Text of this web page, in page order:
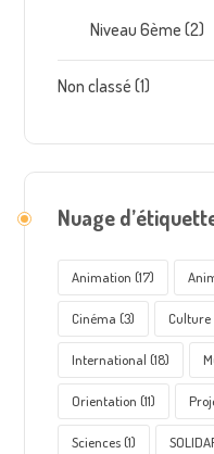
Niveau 6ème (2)
Non classé (1)
Nuage
Animation (17)
Cinéma (3) Culture
International (18)
Orientation (11)
Sciences(1)